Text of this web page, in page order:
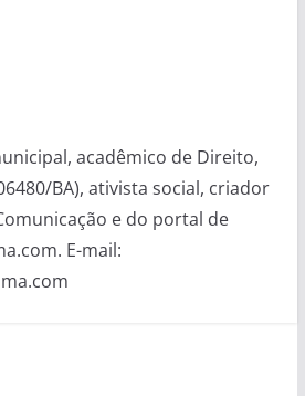
acadêmico de Direito,
BA), ativista social, criador
e do portal de
E-mail: